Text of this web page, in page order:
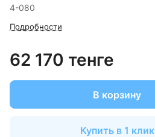
4-080
Подробности
62 170 тенге
В корзину
Купить в 1 клик